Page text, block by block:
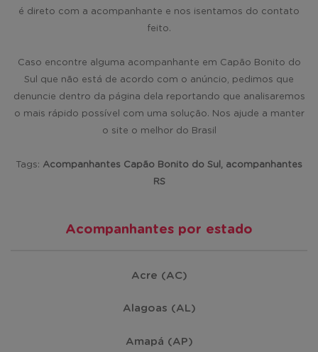
é direto com a acompanhante e nos isentamos do contato
feito.
Caso encontre alguma acompanhante em Capão Bonito do
Sul que não está de acordo com o anúncio, pedimos que
denuncie dentro da página dela reportando que analisaremos
o mais rápido possível com uma solução. Nos ajude a manter
o site o melhor do Brasil
Tags: Acompanhantes Capão Bonito do Sul, acompanhantes
RS
Acompanhantes por estado
Acre (AC)
Alagoas (AL)
Amapá (AP)